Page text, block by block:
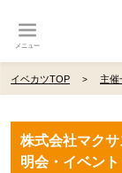
メニュー
イベカツTOP 主催
株式会社マク
明会・イベン